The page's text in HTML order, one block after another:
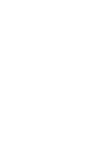
a um
página
o
esta